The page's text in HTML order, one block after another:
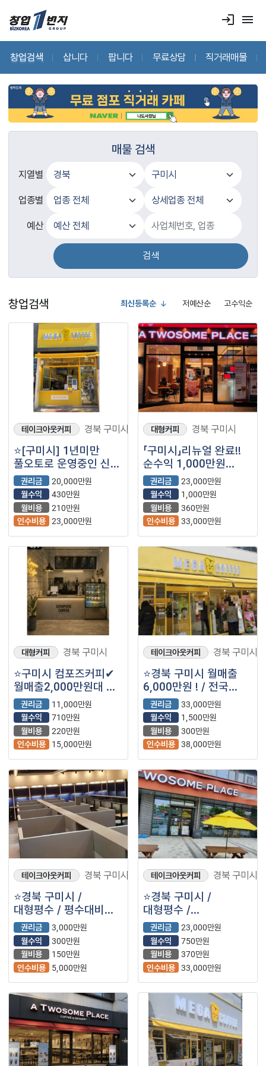
login menu
창업검색 삽니다 팝니다 무료상담 직거래매물
매물 검색
지열별
업종별
예산
검색
창업검색 최신등록순 저예산순 고수익순
테이크아웃커피 경북 구미시
⭐️[구미시] 1년미만
풀오토로 운영중인 신규
메가커피⭐️
권리금
20,000만원
월수익
430만원
월비용
210만원
인수비용 23,000만원
대형커피 경북 구미시
「구미시」리뉴얼 완료!!
순수익 1,000만원
【투썸플레이스】
권리금
23,000만원
월수익
1,000만원
월비용
360만원
인수비용 33,000만원
대형커피 경북 구미시
⭐구미시 컴포즈커피✔
월매출2,000만원대 ✔
월수익710만원대
권리금
11,000만원
월수익
710만원
월비용
220만원
인수비용
15,000만원
테이크아웃커피 경북 구미시
⭐경북 구미시 월매출
6,000만원 ! / 전국
TOP 매출 / 고매출 ＂
메가커피＂⭐
권리금
33,000만원
월수익
1,500만원
월비용
300만원
인수비용 38,000만원
테이크아웃커피 경북 구미시
⭐경북 구미시 /
대형평수 / 평수대비
저렴한 월고정비용 /
소자본창업가능 ＂
스터디카페＂⭐
권리금
3,000만원
월수익
300만원
월비용
150만원
인수비용
5,000만원
테이크아웃커피 경북 구미시
⭐경북 구미시 /
대형평수 /
월고정비용저렴 /
반오토운영 / ＂
투썸플레이스＂⭐
권리금
23,000만원
월수익
750만원
월비용
370만원
인수비용 33,000만원